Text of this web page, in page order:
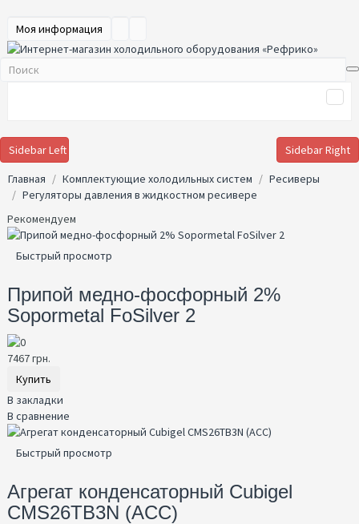
Моя информация
Sidebar Left
Sidebar Right
Главная
Комплектующие холодильных систем
Ресиверы
Регуляторы давления в жидкостном ресивере
Рекомендуем
Быстрый просмотр
Припой медно-фосфорный 2%
Sopormetal FoSilver 2
7467 грн.
Купить
В закладки
В сравнение
Быстрый просмотр
Агрегат конденсаторный Cubigel
CMS26TB3N (ACC)